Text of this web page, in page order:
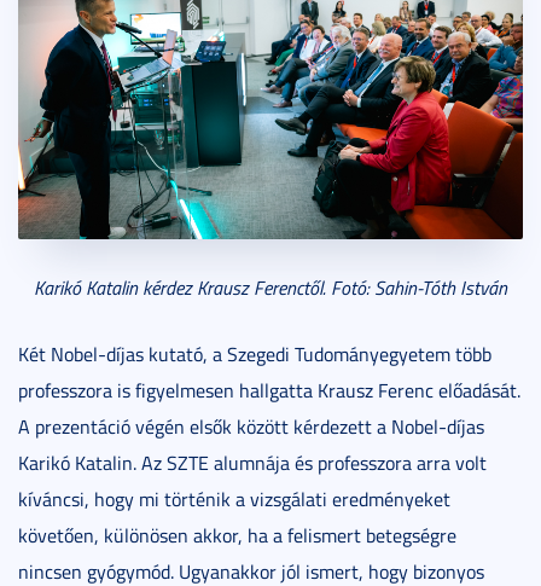
Karikó Katalin kérdez Krausz Ferenctől. Fotó: Sahin-Tóth István
Két Nobel-díjas kutató, a Szegedi Tudományegyetem több
professzora is figyelmesen hallgatta Krausz Ferenc előadását.
A prezentáció végén elsők között kérdezett a Nobel-díjas
Karikó Katalin. Az SZTE alumnája és professzora arra volt
kíváncsi, hogy mi történik a vizsgálati eredményeket
követően, különösen akkor, ha a felismert betegségre
nincsen gyógymód. Ugyanakkor jól ismert, hogy bizonyos